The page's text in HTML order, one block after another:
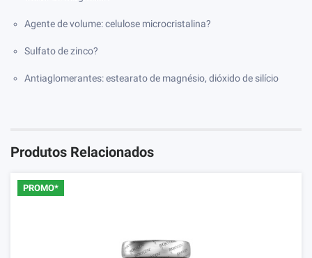
Agente de volume: celulose microcristalina?
Sulfato de zinco?
Antiaglomerantes: estearato de magnésio, dióxido de silício
Produtos Relacionados
PROMO*